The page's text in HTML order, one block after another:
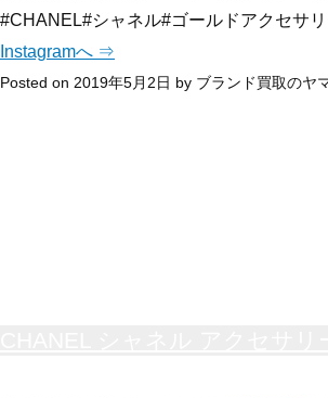
#CHANEL#シャネル#ゴールドアクセサ
Instagramへ ⇒
Posted on 2019年5月2日 by ブランド買取のヤ